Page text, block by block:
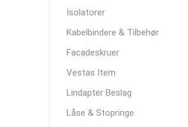
Isolatorer
Kabelbindere & Tilbehør
Facadeskruer
Vestas Item
Lindapter Beslag
Låse & Stopringe